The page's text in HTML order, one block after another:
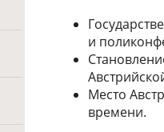
и
Место
времени.